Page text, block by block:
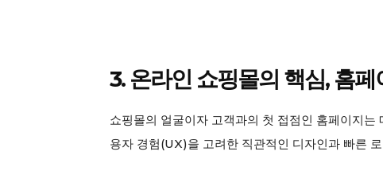
3. 온라인 쇼핑몰의 핵심, 홈페
쇼핑몰의 얼굴이자 고객과의 첫 접점인 홈페이지
용자 경험(UX)을 고려한 직관적인 디자인과 빠른